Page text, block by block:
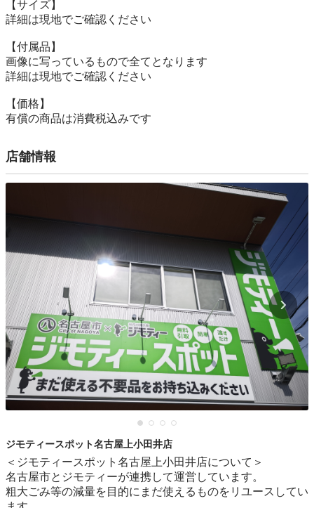
【サイズ】
詳細は現地でご確認ください
【付属品】
画像に写っているもので全てとなります
詳細は現地でご確認ください
【価格】
有償の商品は消費税込みです
店舗情報
ジモティースポット名古屋上小田井店
＜ジモティースポット名古屋上小田井店について＞
名古屋市とジモティーが連携して運営しています。
粗⼤ごみ等の減量を⽬的にまだ使えるものをリユースしてい